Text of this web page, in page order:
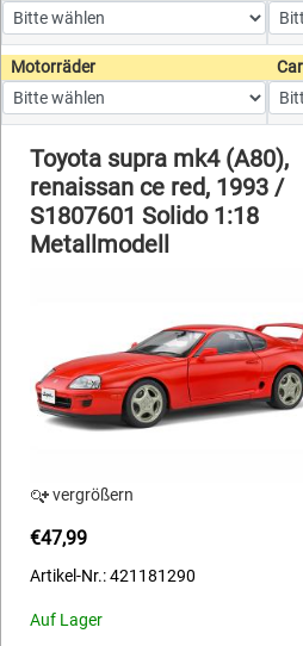
Motorräder
Toyota supra mk4 (A80),
renaissan ce red, 1993 /
S1807601 Solido 1:18
Metallmodell
vergrößern
€47,99
Artikel-Nr.: 421181290
Auf Lager